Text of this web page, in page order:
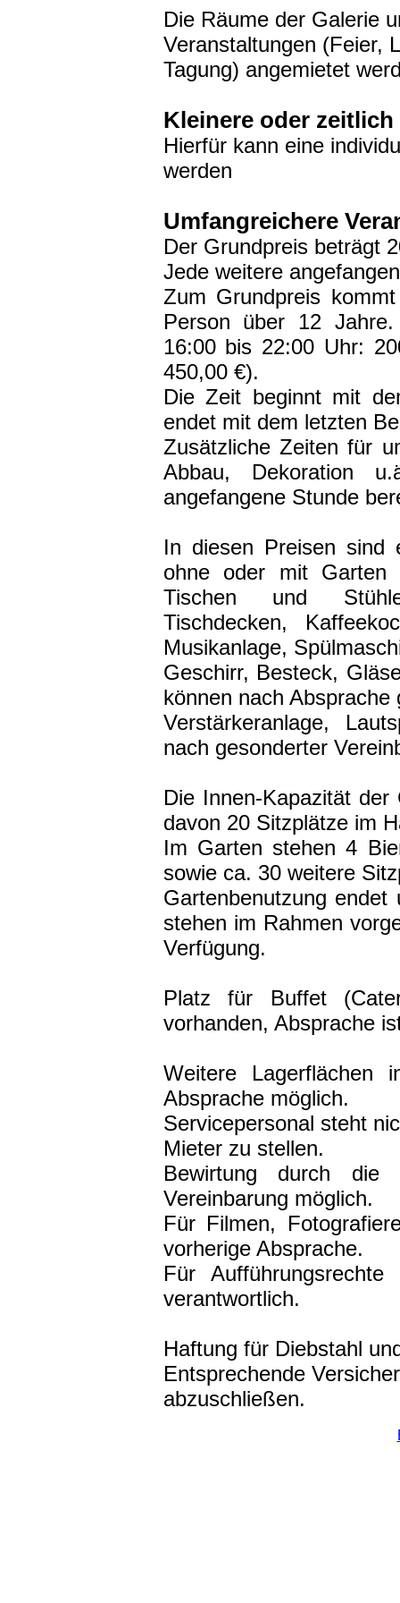
Die Räume der Galerie
Veranstaltungen (Feier,
Tagung) angemietet
Kleinere oder
Hierfür kann eine
werden
Umfangreichere
Der Grundpreis beträgt
Jede weitere
Zum Grundpreis
Person über 12
16:00 bis 22:00 Uhr:
450,00 €).
Die Zeit beginnt mit
endet mit dem letzten
Zusätzliche Zeiten für
Abbau, Dekoration
angefangene Stunde
In diesen Preisen sind
ohne oder mit Garten
Tischen und
Tischdecken,
Musikanlage,
Geschirr, Besteck,
können nach Absprache
Verstärkeranlage,
nach gesonderter
Die Innen-Kapazität
davon 20 Sitzplätze im
Im Garten stehen 4
sowie ca. 30 weitere
Gartenbenutzung
stehen im Rahmen
Verfügung.
Platz für Buffet
vorhanden, Absprache
Weitere Lagerflächen
Absprache möglich.
Servicepersonal steht
Mieter zu stellen.
Bewirtung durch die
Vereinbarung möglich.
Für Filmen,
vorherige Absprache.
Für
verantwortlich.
Haftung für Diebstahl
Entsprechende
abzuschließen.